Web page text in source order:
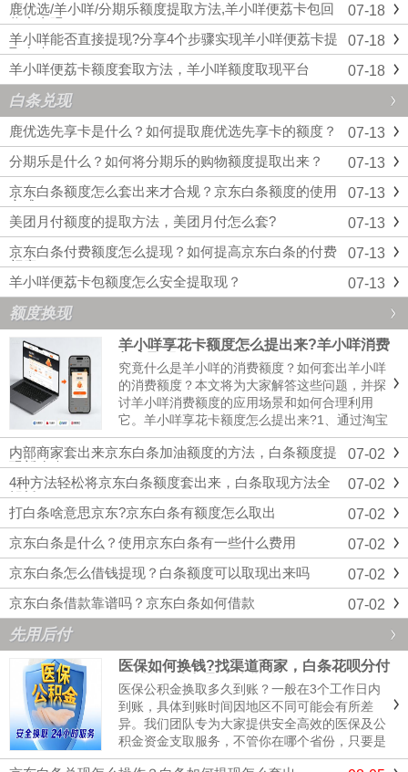
07-18
鹿优选/羊小咩/分期乐额度提取方法,羊小咩便荔卡包回
收安全吗
07-18
羊小咩能否直接提现?分享4个步骤实现羊小咩便荔卡提
取出来
07-18
羊小咩便荔卡额度套取方法，羊小咩额度取现平台
白条兑现
07-13
鹿优选先享卡是什么？如何提取鹿优选先享卡的额度？
07-13
分期乐是什么？如何将分期乐的购物额度提取出来？
07-13
京东白条额度怎么套出来才合规？京东白条额度的使用
方式
07-13
美团月付额度的提取方法，美团月付怎么套?
07-13
京东白条付费额度怎么提现？如何提高京东白条的付费
额度
07-13
羊小咩便荔卡包额度怎么安全提取现？
额度换现
羊小咩享花卡额度怎么提出来?羊小咩消费
额度取现
究竟什么是羊小咩的消费额度？如何套出羊小咩
的消费额度？本文将为大家解答这些问题，并探
讨羊小咩消费额度的应用场景和如何合理利用
它。羊小咩享花卡额度怎么提出来?1、通过淘宝
店提出来：如果自己朋友有开淘宝店，那么可以
就请朋友帮忙套出来享花卡，在朋友商店使用享
花卡刷一笔金额，然后朋友再将刷出的金额以转
账或现金的方式给到用户，那...
07-02
内部商家套出来京东白条加油额度的方法，白条额度提
现新攻略
07-02
4种方法轻松将京东白条额度套出来，白条取现方法全
解析
07-02
打白条啥意思京东?京东白条有额度怎么取出
07-02
京东白条是什么？使用京东白条有一些什么费用
07-02
京东白条怎么借钱提现？白条额度可以取现出来吗
07-02
京东白条借款靠谱吗？京东白条如何借款
先用后付
医保如何换钱?找渠道商家，白条花呗分付
月付信用卡提取中介微信
医保公积金换取多久到账？一般在3个工作日内
到账‌，具体到账时间因地区不同可能会有所差
异。我们团队专为大家提供安全高效的医保及公
积金资金支取服务，不管你在哪个省份，只要是
你在全国覆盖范围内，都可以联系我们帮你代办